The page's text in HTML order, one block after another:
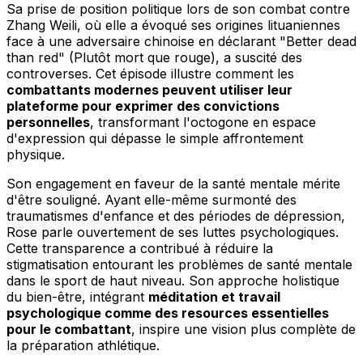
Sa prise de position politique lors de son combat contre
Zhang Weili, où elle a évoqué ses origines lituaniennes
face à une adversaire chinoise en déclarant "Better dead
than red" (Plutôt mort que rouge), a suscité des
controverses. Cet épisode illustre comment les
combattants modernes peuvent utiliser leur
plateforme pour exprimer des convictions
personnelles, transformant l'octogone en espace
d'expression qui dépasse le simple affrontement
physique.
Son engagement en faveur de la santé mentale mérite
d'être souligné. Ayant elle-même surmonté des
traumatismes d'enfance et des périodes de dépression,
Rose parle ouvertement de ses luttes psychologiques.
Cette transparence a contribué à réduire la
stigmatisation entourant les problèmes de santé mentale
dans le sport de haut niveau. Son approche holistique
du bien-être, intégrant méditation et travail
psychologique comme des resources essentielles
pour le combattant, inspire une vision plus complète de
la préparation athlétique.